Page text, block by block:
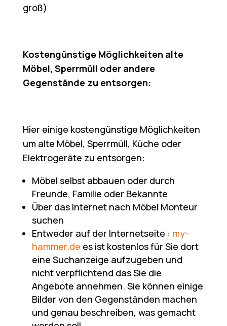
groß)
Kostengünstige Möglichkeiten alte
Möbel, Sperrmüll oder andere
Gegenstände zu entsorgen:
Hier einige kostengünstige Möglichkeiten
um alte Möbel, Sperrmüll, Küche oder
Elektrogeräte zu entsorgen:
Möbel selbst abbauen oder durch
Freunde, Familie oder Bekannte
Über das Internet nach Möbel Monteur
suchen
Entweder auf der Internetseite : my-
hammer.de es ist kostenlos für Sie dort
eine Suchanzeige aufzugeben und
nicht verpflichtend das Sie die
Angebote annehmen. Sie können einige
Bilder von den Gegenständen machen
und genau beschreiben, was gemacht